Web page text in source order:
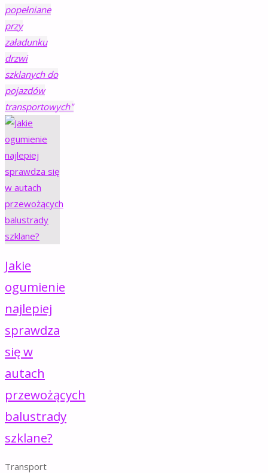
popełniane
przy
załadunku
drzwi
szklanych do
pojazdów
transportowych"
Jakie
ogumienie
najlepiej
sprawdza
się w
autach
przewożących
balustrady
szklane?
Transport